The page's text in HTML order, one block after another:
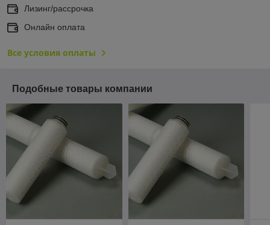
Лизинг/рассрочка
Онлайн оплата
Все условия оплаты
Подобные товары компании